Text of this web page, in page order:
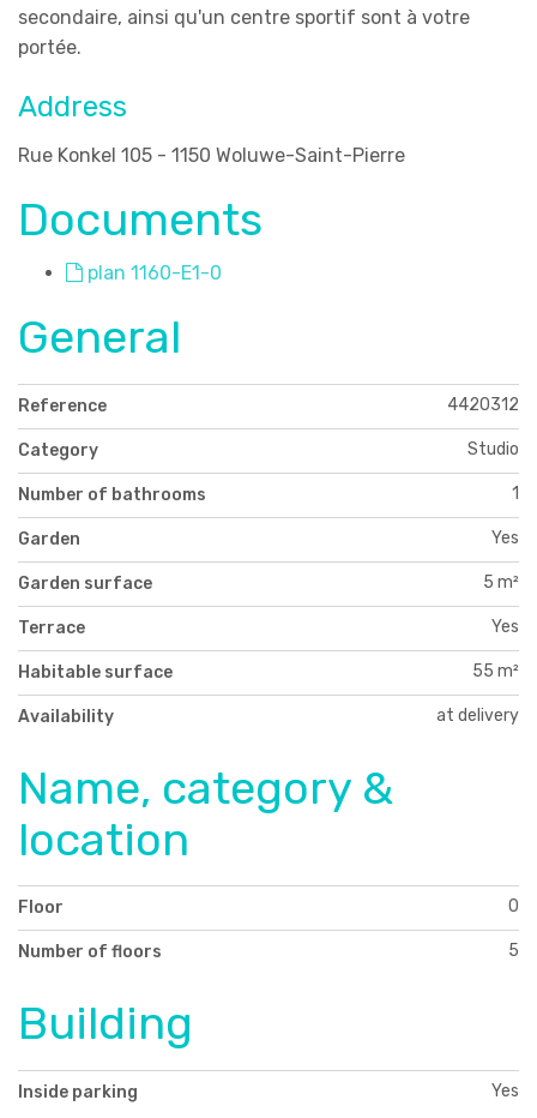
secondaire, ainsi qu'un centre sportif sont à votre
portée.
Address
Rue Konkel 105 - 1150 Woluwe-Saint-Pierre
Documents
plan 1160-E1-0
General
Reference 4420312
Category Studio
Number of bathrooms 1
Garden Yes
Garden surface 5 m²
Terrace Yes
Habitable surface 55 m²
Availability at delivery
Name, category &
location
Floor 0
Number of floors 5
Building
Inside parking Yes